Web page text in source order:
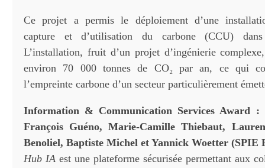
Ce projet a permis le déploiement d’une
capture et d’utilisation du carbone (CCU)
L’installation, fruit d’un projet d’ingénierie
environ 70 000 tonnes de CO₂ par an, ce qui
l’empreinte carbone d’un secteur particulièrement
Information & Communication Services Award
François Guéno, Marie-Camille Thiebaut,
Benoliel, Baptiste Michel et Yannick Woetter (SPIE
Hub IA est une plateforme sécurisée permettant aux